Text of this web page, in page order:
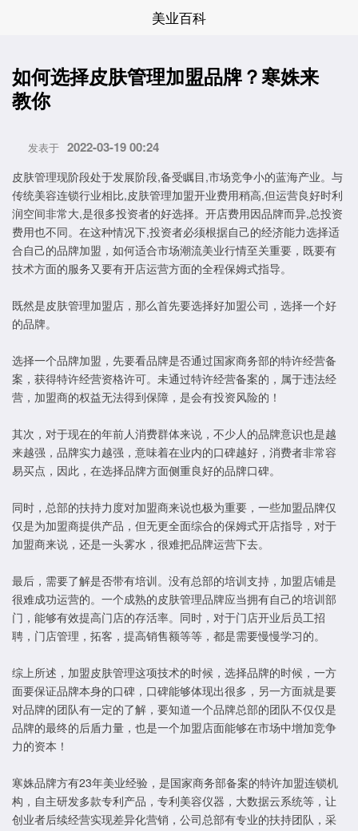
美业百科
如何选择皮肤管理加盟品牌？寒姝来
教你
发表于 2022-03-19 00:24
皮肤管理现阶段处于发展阶段,备受瞩目,市场竞争小的蓝海产业。与
传统美容连锁行业相比,皮肤管理加盟开业费用稍高,但运营良好时利
润空间非常大,是很多投资者的好选择。开店费用因品牌而异,总投资
费用也不同。在这种情况下,投资者必须根据自己的经济能力选择适
合自己的品牌加盟，如何适合市场潮流美业行情至关重要，既要有
技术方面的服务又要有开店运营方面的全程保姆式指导。
既然是皮肤管理加盟店，那么首先要选择好加盟公司，选择一个好
的品牌。
选择一个品牌加盟，先要看品牌是否通过国家商务部的特许经营备
案，获得特许经营资格许可。未通过特许经营备案的，属于违法经
营，加盟商的权益无法得到保障，是会有投资风险的！
其次，对于现在的年前人消费群体来说，不少人的品牌意识也是越
来越强，品牌实力越强，意味着在业内的口碑越好，消费者非常容
易买点，因此，在选择品牌方面侧重良好的品牌口碑。
同时，总部的扶持力度对加盟商来说也极为重要，一些加盟品牌仅
仅是为加盟商提供产品，但无更全面综合的保姆式开店指导，对于
加盟商来说，还是一头雾水，很难把品牌运营下去。
最后，需要了解是否带有培训。没有总部的培训支持，加盟店铺是
很难成功运营的。一个成熟的皮肤管理品牌应当拥有自己的培训部
门，能够有效提高门店的存活率。同时，对于门店开业后员工招
聘，门店管理，拓客，提高销售额等等，都是需要慢慢学习的。
综上所述，加盟皮肤管理这项技术的时候，选择品牌的时候，一方
面要保证品牌本身的口碑，口碑能够体现出很多，另一方面就是要
对品牌的团队有一定的了解，要知道一个品牌总部的团队不仅仅是
品牌的最终的后盾力量，也是一个加盟店面能够在市场中增加竞争
力的资本！
寒姝品牌方有23年美业经验，是国家商务部备案的特许加盟连锁机
构，自主研发多款专利产品，专利美容仪器，大数据云系统等，让
创业者后续经营实现差异化营销，公司总部有专业的扶持团队，采